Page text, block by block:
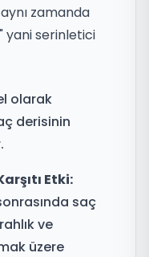
zamanda
yani serinletici
olarak
derisinin
Etki:
saç
ve
üzere